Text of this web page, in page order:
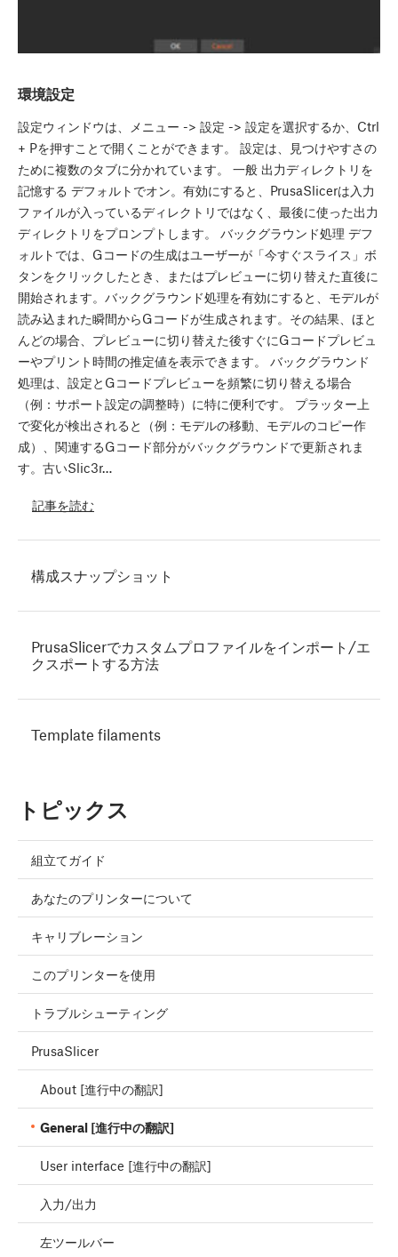
環境設定
設定ウィンドウは、メニュー -> 設定 -> 設定を選択するか、Ctrl
+ Pを押すことで開くことができます。 設定は、見つけやすさの
ために複数のタブに分かれています。 一般 出力ディレクトリを
記憶する デフォルトでオン。有効にすると、PrusaSlicerは入力
ファイルが入っているディレクトリではなく、最後に使った出力
ディレクトリをプロンプトします。 バックグラウンド処理 デフ
ォルトでは、Gコードの生成はユーザーが「今すぐスライス」ボ
タンをクリックしたとき、またはプレビューに切り替えた直後に
開始されます。バックグラウンド処理を有効にすると、モデルが
読み込まれた瞬間からGコードが生成されます。その結果、ほと
んどの場合、プレビューに切り替えた後すぐにGコードプレビュ
ーやプリント時間の推定値を表示できます。 バックグラウンド
処理は、設定とGコードプレビューを頻繁に切り替える場合
（例：サポート設定の調整時）に特に便利です。 プラッター上
で変化が検出されると（例：モデルの移動、モデルのコピー作
成）、関連するGコード部分がバックグラウンドで更新されま
す。古いSlic3r…
記事を読む
構成スナップショット
PrusaSlicerでカスタムプロファイルをインポート/エ
クスポートする方法
Template filaments
トピックス
組立てガイド
あなたのプリンターについて
キャリブレーション
このプリンターを使用
トラブルシューティング
PrusaSlicer
About [進行中の翻訳]
General [進行中の翻訳]
User interface [進行中の翻訳]
入力/出力
左ツールバー